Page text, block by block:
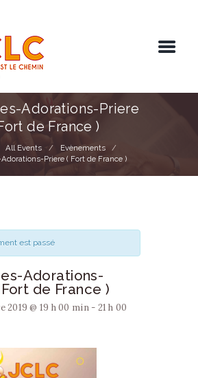
Adorations-Priere
de France )
All Events
Evènements
Priere ( Fort de France )
est passé
Adorations-
de France )
2019 @ 19 h 00 min- 21 h 00